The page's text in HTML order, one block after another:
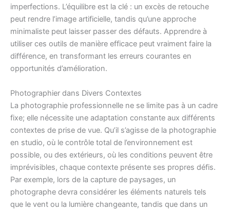
imperfections. L’équilibre est la clé : un excès de retouche
peut rendre l’image artificielle, tandis qu’une approche
minimaliste peut laisser passer des défauts. Apprendre à
utiliser ces outils de manière efficace peut vraiment faire la
différence, en transformant les erreurs courantes en
opportunités d’amélioration.
Photographier dans Divers Contextes
La photographie professionnelle ne se limite pas à un cadre
fixe; elle nécessite une adaptation constante aux différents
contextes de prise de vue. Qu’il s’agisse de la photographie
en studio, où le contrôle total de l’environnement est
possible, ou des extérieurs, où les conditions peuvent être
imprévisibles, chaque contexte présente ses propres défis.
Par exemple, lors de la capture de paysages, un
photographe devra considérer les éléments naturels tels
que le vent ou la lumière changeante, tandis que dans un